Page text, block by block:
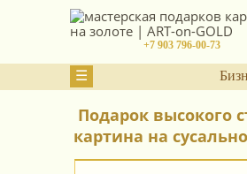
+7 903 796-00-73
☰
Подарок высокого
картина на